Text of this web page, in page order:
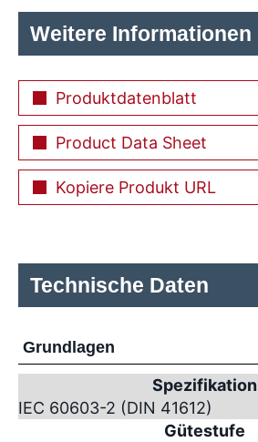
Weitere Informationen
Produktdatenblatt
Product Data Sheet
Kopiere Produkt URL
Technische Daten
Grundlagen
Spezifikation
IEC 60603-2 (DIN 41612)
Gütestufe